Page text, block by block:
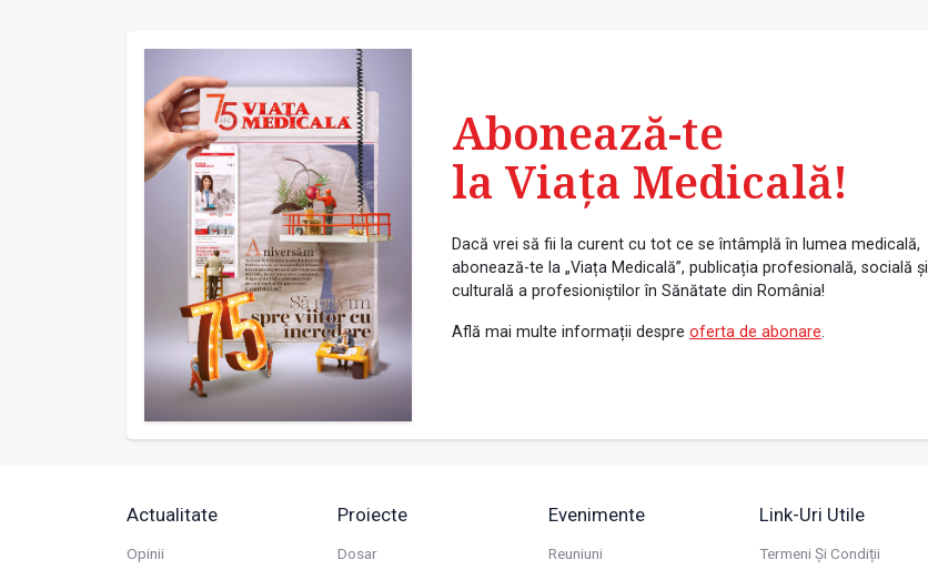
Abonează-te
la Viața Medicală!
Dacă vrei să fii la curent cu tot ce se întâmplă în lumea medicală,
abonează-te la „Viața Medicală”, publicația profesională, socială și
culturală a profesioniștilor în Sănătate din România!
Află mai multe informații despre oferta de abonare.
Actualitate
Opinii
Proiecte
Dosar
Evenimente
Reuniuni
Link-Uri Utile
Termeni Și Condiții